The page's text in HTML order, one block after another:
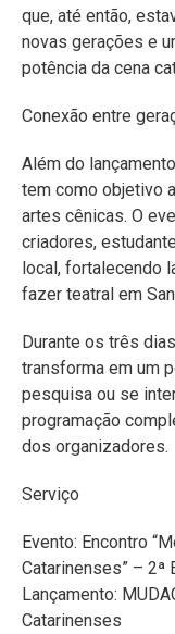
que, até então,
novas gerações e
potência da cena
Conexão entre
Além do
tem como objetivo
artes cênicas. O
criadores,
local, fortalecendo
fazer teatral em
Durante os três
transforma em um
pesquisa ou se
programação
dos organizadores.
Serviço
Evento: Encontro
Catarinenses” – 2ª
Lançamento:
Catarinenses